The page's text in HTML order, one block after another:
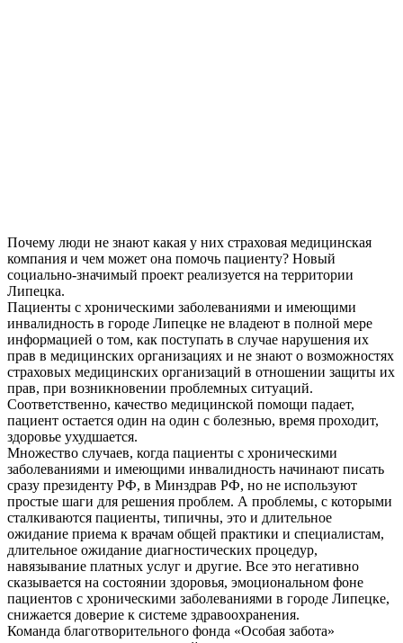
Почему люди не знают какая у них страховая медицинская
компания и чем может она помочь пациенту? Новый
социально-значимый проект реализуется на территории
Липецка.
Пациенты с хроническими заболеваниями и имеющими
инвалидность в городе Липецке не владеют в полной мере
информацией о том, как поступать в случае нарушения их
прав в медицинских организациях и не знают о возможностях
страховых медицинских организаций в отношении защиты их
прав, при возникновении проблемных ситуаций.
Соответственно, качество медицинской помощи падает,
пациент остается один на один с болезнью, время проходит,
здоровье ухудшается.
Множество случаев, когда пациенты с хроническими
заболеваниями и имеющими инвалидность начинают писать
сразу президенту РФ, в Минздрав РФ, но не используют
простые шаги для решения проблем. А проблемы, с которыми
сталкиваются пациенты, типичны, это и длительное
ожидание приема к врачам общей практики и специалистам,
длительное ожидание диагностических процедур,
навязывание платных услуг и другие. Все это негативно
сказывается на состоянии здоровья, эмоциональном фоне
пациентов с хроническими заболеваниями в городе Липецке,
снижается доверие к системе здравоохранения.
Команда благотворительного фонда «Особая забота»